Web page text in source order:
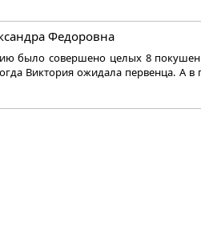
Федоровна
было совершено целых 8
Виктория ожидала первенца. А